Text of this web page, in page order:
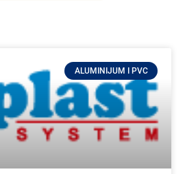
ALUMINIJUM I PVC